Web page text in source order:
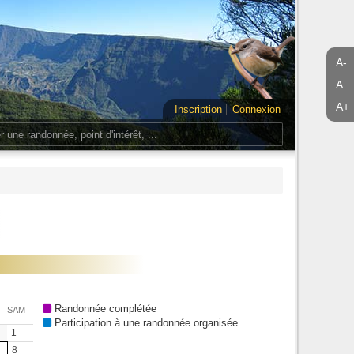
A-
A
A+
Inscription
Connexion
SAM
1
8
Randonnée complétée
Participation à une randonnée organisée